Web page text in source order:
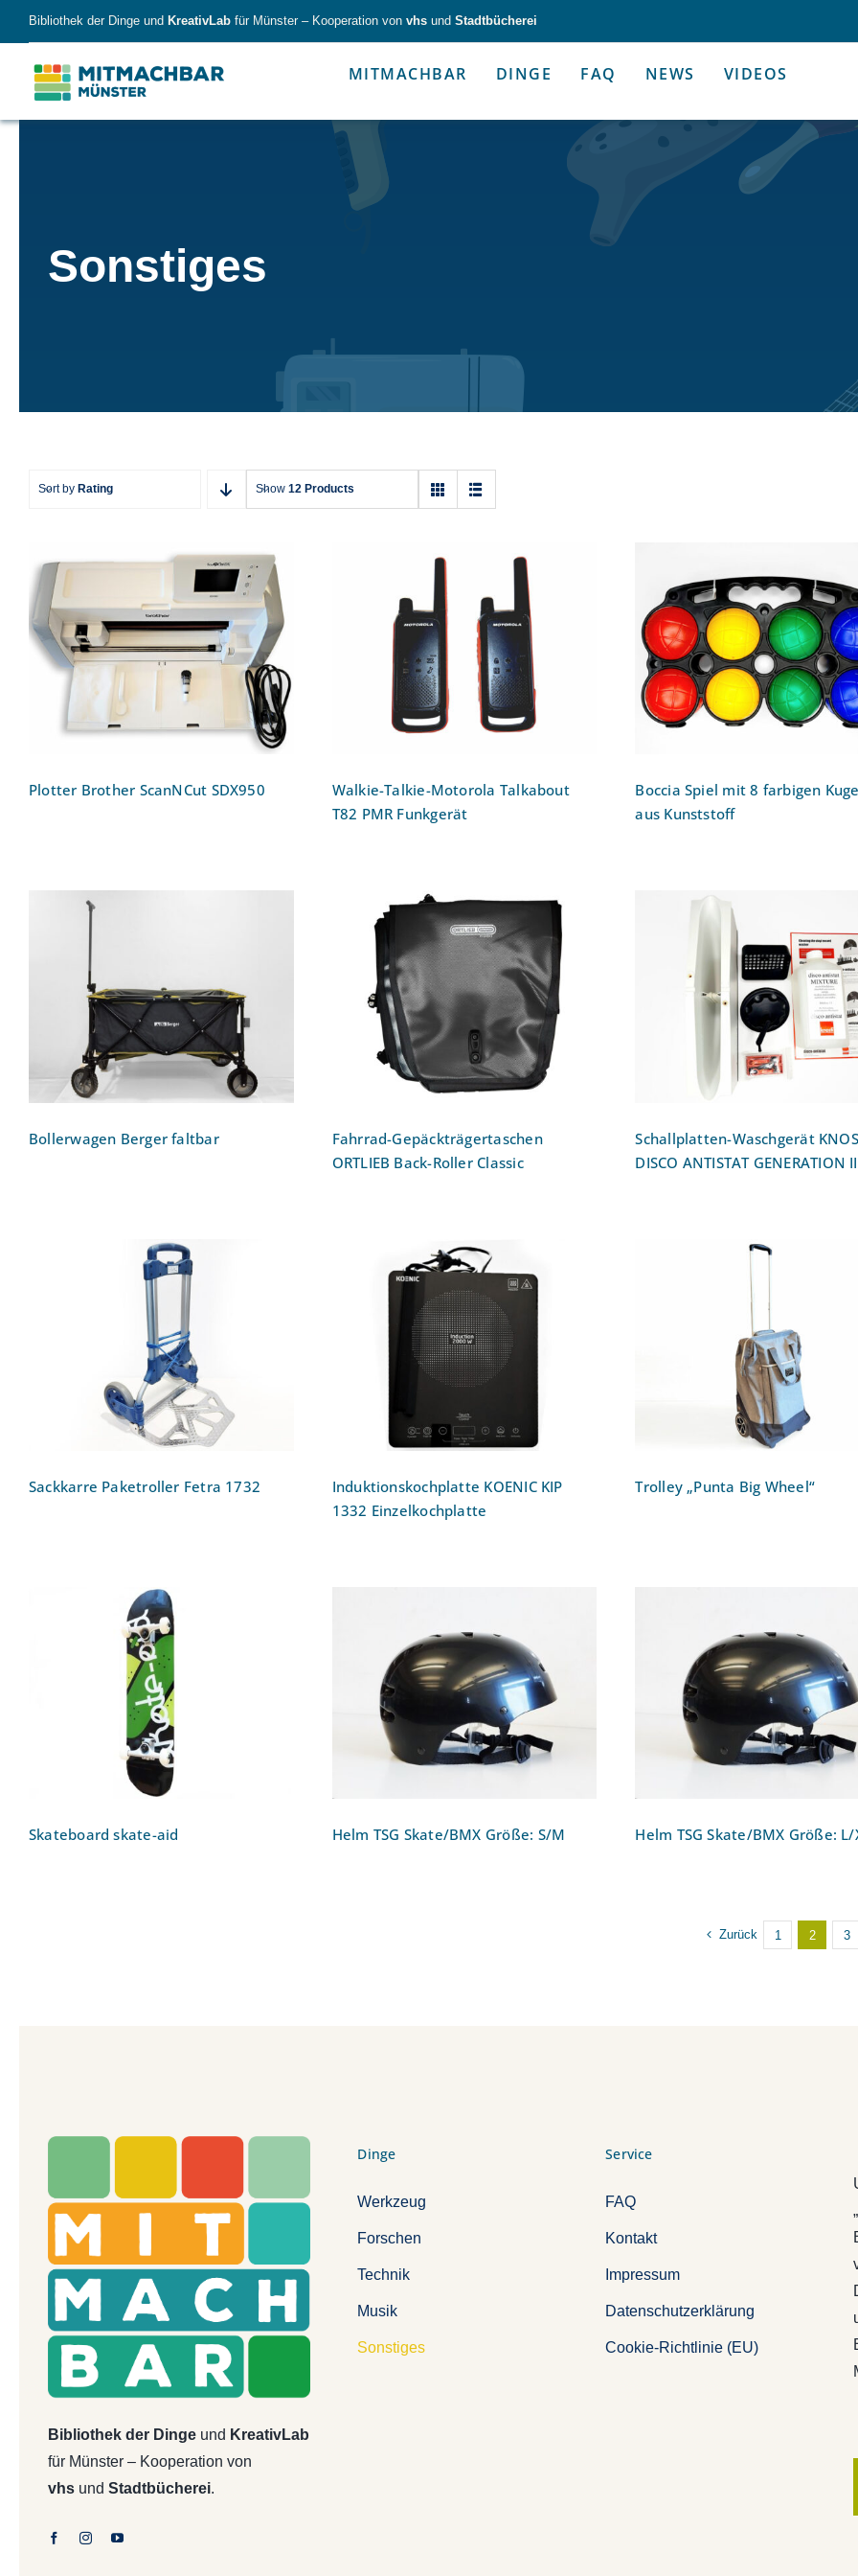
content
Bibliothek der Dinge und KreativLab für Münster – Kooperation von vhs und Stadtbücherei
MITMACHBAR DINGE
Forschen
Alles für kleine & große Entdecker.
Werkzeug & Alltagshelfer
Nimm die Dinge selbst in die Hand.
Medien &
Medien &
Kommunikative Gimmicks &
FAQ NEWS VIDEOS
Sonstiges
Sort by Rating Show 12 Products
Plotter Brother ScanNCut
SDX950
Plotter Brother ScanNCut SDX950
Walkie-Talkie-Motorola
Talkabout T82 PMR
Funkgerät
Walkie-Talkie-Motorola Talkabout
T82 PMR Funkgerät
Boccia Spiel mit 8
Kugeln aus Kunststoff
Boccia Spiel mit 8 farbigen
aus Kunststoff
Bollerwagen Berger faltbar
Bollerwagen Berger faltbar
Fahrrad-
Gepäckträgertaschen
ORTLIEB Back-Roller
Classic
Fahrrad-Gepäckträgertaschen
ORTLIEB Back-Roller Classic
Schallplatten-
KNOSTI DISCO
GENERATION II
Schallplatten-Waschgerät
DISCO ANTISTAT GENERATION II
Sackkarre Paketroller Fetra
1732
Sackkarre Paketroller Fetra 1732
Induktionskochplatte
KOENIC KIP 1332
Einzelkochplatte
Induktionskochplatte KOENIC KIP
1332 Einzelkochplatte
Trolley „Punta Big
Trolley „Punta Big Wheel“
Skateboard skate-aid
Skateboard skate-aid
Helm TSG Skate/BMX
Größe: S/M
Helm TSG Skate/BMX Größe: S/M
Helm TSG Skate/BMX
Größe: L/XL
Helm TSG Skate/BMX Größe: L/
Zurück 1 2 3
Bibliothek der Dingeund KreativLab
für Münster – Kooperation von
vhsund Stadtbücherei.
Dinge
Werkzeug
Forschen
Technik
Musik
Sonstiges
Service
FAQ
Kontakt
Impressum
Datenschutzerklärung
Cookie-Richtlinie (EU)